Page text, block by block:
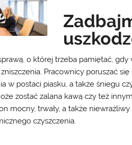
o której trzeba pamiętać, gdy
Pracownicy poruszać
w postaci piasku, a także śniegu
zostać zalana kawą czy też
mocny, trwały, a także
czyszczenia.